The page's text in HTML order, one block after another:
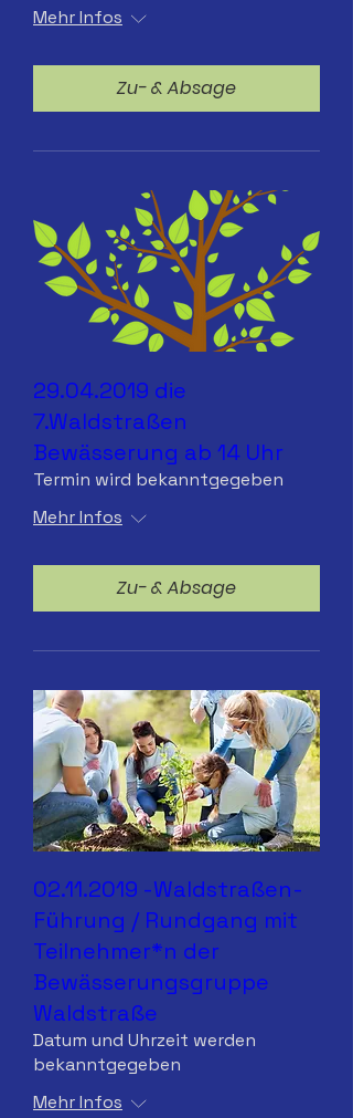
Mehr Infos
Zu- & Absage
29.04.2019 die
7.Waldstraßen
Bewässerung ab 14 Uhr
Termin wird bekanntgegeben
Mehr Infos
Zu- & Absage
02.11.2019 -Waldstraßen-
Führung / Rundgang mit
Teilnehmer*n der
Bewässerungsgruppe
Waldstraße
Datum und Uhrzeit werden
bekanntgegeben
Mehr Infos